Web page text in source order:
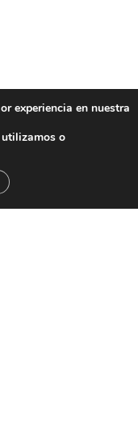
experiencia en nuestra
utilizamos o